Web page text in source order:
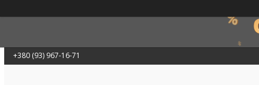
+380 (93) 967-16-71